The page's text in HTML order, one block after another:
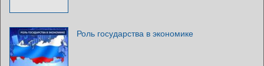
Роль государства в экономике